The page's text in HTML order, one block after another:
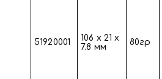
51920001
106 х 21 х
7.8 мм
80гр